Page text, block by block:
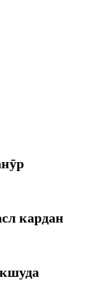
кардан